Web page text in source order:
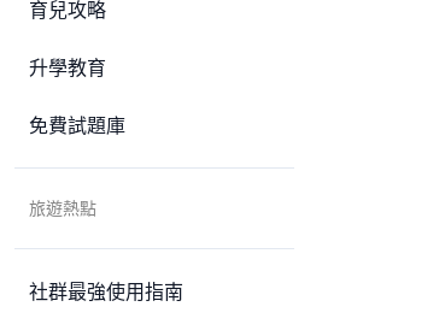
育兒攻略
升學教育
免費試題庫
旅遊熱點
社群最強使用指南